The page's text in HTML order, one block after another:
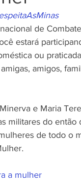
de
estará
ou
amigos,
e Maria
militares do então
de todo o
a mulher